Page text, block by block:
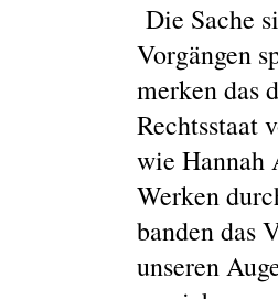
Die Sache
Vorgängen
merken das
Rechtsstaat
wie Hannah
Werken
banden das
unseren